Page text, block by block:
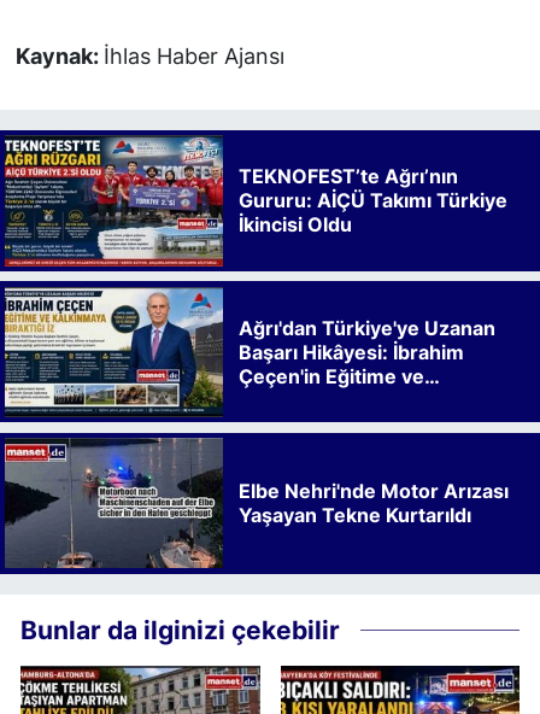
Kaynak: İhlas Haber Ajansı
TEKNOFEST’te Ağrı’nın
Gururu: AİÇÜ Takımı Türkiye
İkincisi Oldu
Ağrı'dan Türkiye'ye Uzanan
Başarı Hikâyesi: İbrahim
Çeçen'in Eğitime ve
Elbe Nehri'nde Motor Arızası
Yaşayan Tekne Kurtarıldı
Bunlar da ilginizi çekebilir